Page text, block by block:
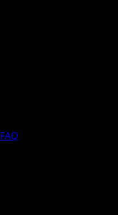
FAQ